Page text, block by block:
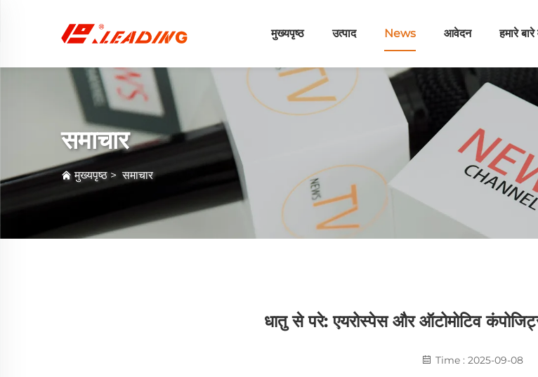
मुख्यपृष्ठ उत्पाद News आवेदन हमारे बारे
समाचार
मुख्यपृष्ठ>समाचार
धातु से परे: एयरोस्पेस और ऑटोमोटिव
Time : 2025-09-08